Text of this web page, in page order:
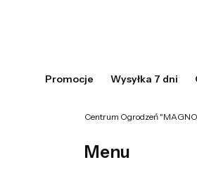
Promocje Wysyłka 7 dni
Centrum Ogrodzeń
Menu